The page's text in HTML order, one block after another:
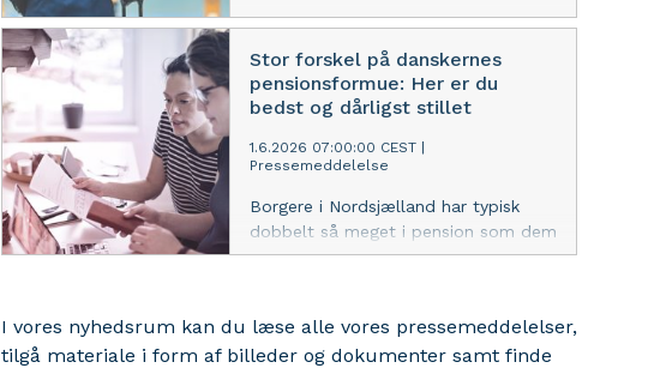
Hver tredje flypassager har misset en
en forsinkelse eller aflysning. Og når
det sker, har hver anden passager
oplevet at stå helt uden hjælp eller
information fra flyselskabet. Det viser
Flyhjælp Index 2026, en analyse af
kompensationsdata for 20 af
Europas største flyselskaber.
Stor forskel på danskernes
pensionsformue: Her er du
bedst og dårligst stillet
1.6.2026 07:00:00 CEST
Pressemeddelelse
Borgere i Nordsjælland har typisk
dobbelt så meget i pension som dem
i bunden af listen. Og det kan afgøre,
I vores nyhedsrum kan du læse alle vores pressemeddelelser,
tilgå materiale i form af billeder og dokumenter samt finde